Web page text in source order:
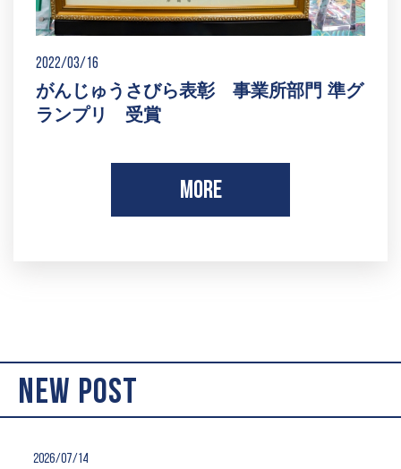
2022/03/16
がんじゅうさびら表彰 事業所部門 準グ
ランプリ 受賞
MORE
NEW POST
2026/07/14